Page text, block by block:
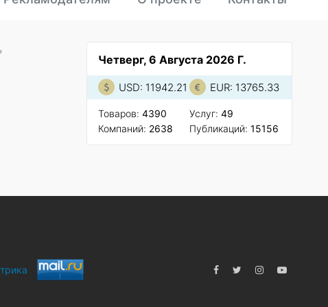
Четверг, 6 Августа 2026 Г.
USD: 11942.21 EUR: 13765.33
Товаров: 4390
Компаний: 2638
Услуг: 49
Публикаций: 15156